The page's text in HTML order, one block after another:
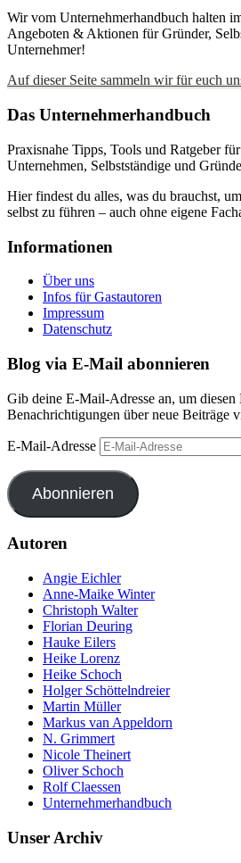
Wir vom Unternehmerhandbuch halten
Angeboten & Aktionen für Gründer,
Unternehmer!
Auf dieser Seite sammeln wir für euch
Das Unternehmerhandbuch
Praxisnahe Tipps, Tools und Ratgeber
Unternehmen, Selbstständige und
Hier findest du alles, was du brauchst,
selbst zu führen – auch ohne eigene
Informationen
Über uns
Infos für Gastautoren
Impressum
Datenschutz
Blog via E-Mail abonnieren
Gib deine E-Mail-Adresse an, um
Benachrichtigungen über neue Beiträge
E-Mail-Adresse
Abonnieren
Autoren
Angie Eichler
Anne-Maike Winter
Christoph Walter
Florian Deuring
Hauke Eilers
Heike Lorenz
Heike Schoch
Holger Schöttelndreier
Martin Müller
Markus van Appeldorn
N. Grimmert
Nicole Theinert
Oliver Schoch
Rolf Claessen
Unternehmerhandbuch
Unser Archiv